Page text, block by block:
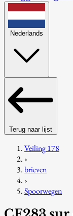
Nederlands
Terug naar lijst
Veiling 178
›
brieven
›
Spoorwegen